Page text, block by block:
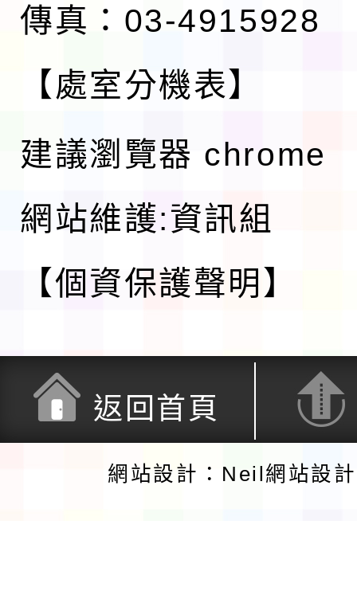
傳真：03-4915928
【處室分機表】
建議瀏覽器 chrome
網站維護:資訊組
【個資保護聲明】
返回首頁
網站設計：Neil網站設